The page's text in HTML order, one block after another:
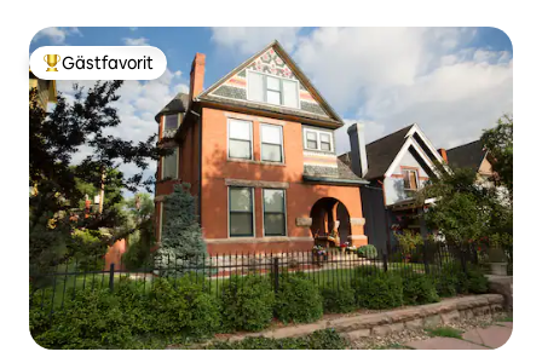
Populär gästfavorit
Gästfavorit